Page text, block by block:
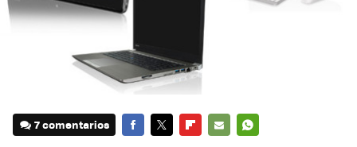
7 comentarios